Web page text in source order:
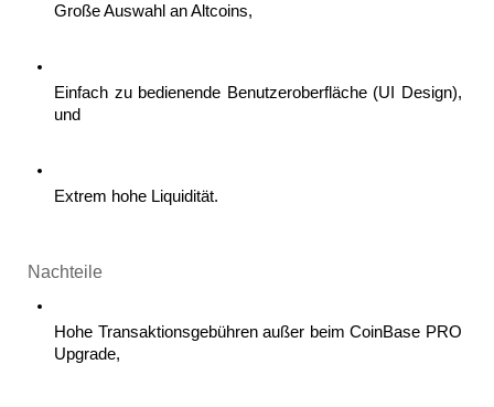
Große Auswahl an Altcoins,
Einfach zu bedienende Benutzeroberfläche (UI Design),
und
Extrem hohe Liquidität.
Nachteile
Hohe Transaktionsgebühren außer beim CoinBase PRO
Upgrade,